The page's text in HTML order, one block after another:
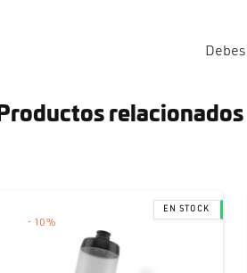
Debes
Productos relacionados
- 10%